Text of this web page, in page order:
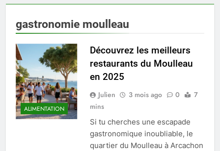
gastronomie moulleau
ALIMENTATION
Découvrez les meilleurs
restaurants du Moulleau
en 2025
Julien 3 mois ago 0
7
mins
Si tu cherches une escapade
gastronomique inoubliable, le
quartier du Moulleau à Arcachon